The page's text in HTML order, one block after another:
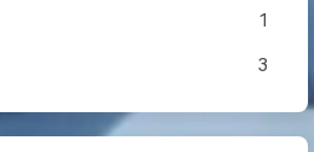
1
3